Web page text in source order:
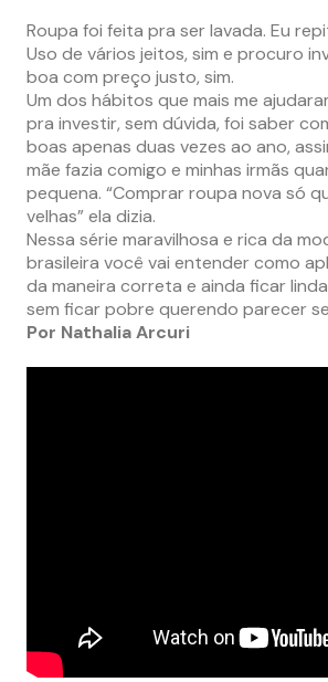
Roupa foi feita pra ser lavada. Eu
Uso de vários jeitos, sim e procuro
boa com preço justo, sim.
Um dos hábitos que mais me
pra investir, sem dúvida, foi saber
boas apenas duas vezes ao ano,
mãe fazia comigo e minhas irmãs
pequena. “Comprar roupa nova só
velhas” ela dizia.
Nessa série maravilhosa e rica da
brasileira você vai entender como
da maneira correta e ainda ficar
sem ficar pobre querendo parecer
Por Nathalia Arcuri